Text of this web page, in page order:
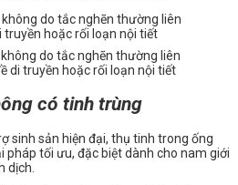
do tắc nghẽn thường liên
di truyền hoặc rối loạn nội tiết
có tinh trùng
sinh sản hiện đại, thụ tinh trong ống
pháp tối ưu, đặc biệt dành cho nam giới
dịch.